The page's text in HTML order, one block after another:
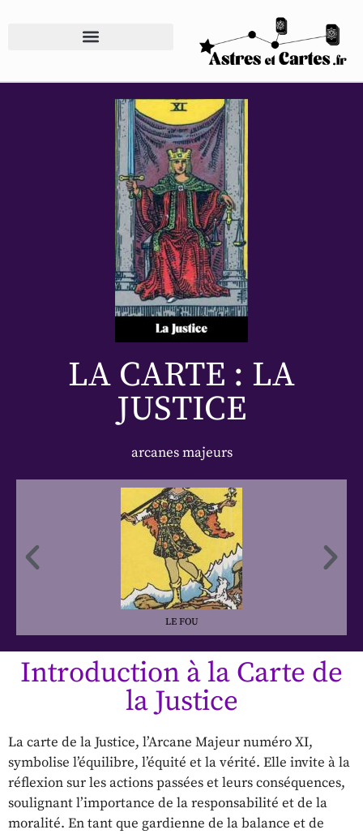
LA CARTE : LA
JUSTICE
arcanes majeurs
LE FOU
Introduction à la Carte de
la Justice
La carte de la Justice, l’Arcane Majeur numéro XI,
symbolise l’équilibre, l’équité et la vérité. Elle invite à la
réflexion sur les actions passées et leurs conséquences,
soulignant l’importance de la responsabilité et de la
moralité. En tant que gardienne de la balance et de